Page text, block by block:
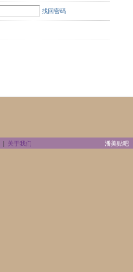
找回密码
关于我们 潘美贴吧